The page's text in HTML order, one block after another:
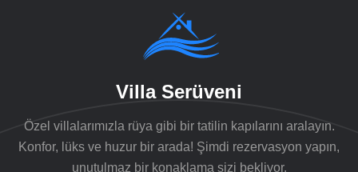
Villa Serüveni
Özel villalarımızla rüya gibi bir tatilin kapılarını aralayın.
Konfor, lüks ve huzur bir arada! Şimdi rezervasyon yapın,
unutulmaz bir konaklama sizi bekliyor.